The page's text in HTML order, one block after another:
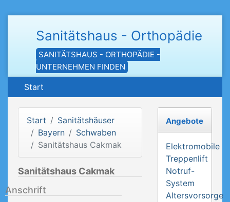
Sanitätshaus - Orthopädie
SANITÄTSHAUS - ORTHOPÄDIE -
UNTERNEHMEN FINDEN
Start
Start
Sanitätshäuser
Bayern
Schwaben
Sanitätshaus Cakmak
Sanitätshaus Cakmak
Anschrift
Angebote
Elektromobile
Treppenlift
Notruf-
System
Altersvorsorge